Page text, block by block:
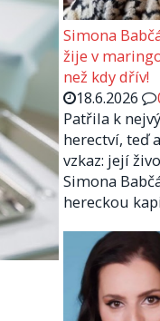
Simona
žije v
než kdy dřív!
18.6.2026
Patřila k
herectví, teď
vzkaz: její
Simona
hereckou